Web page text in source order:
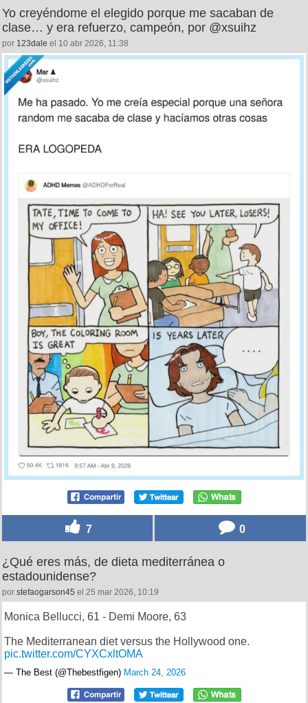
Yo creyéndome el elegido porque me sacaban de
clase… y era refuerzo, campeón, por @xsuihz
por 123dale el 10 abr 2026, 11:38
7 0
¿Qué eres más, de dieta mediterránea o
estadounidense?
por stefaogarson45 el 25 mar 2026, 10:19
Monica Bellucci, 61 - Demi Moore, 63
The Mediterranean diet versus the Hollywood one.
pic.twitter.com/CYXCxltOMA
— The Best (@Thebestfigen) March 24, 2026